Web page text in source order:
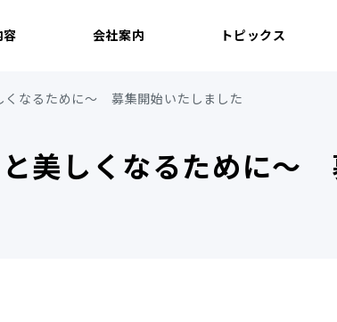
容 会社案内 トピックス
くなるために～ 募集開始いたしました
と美しくなるために～